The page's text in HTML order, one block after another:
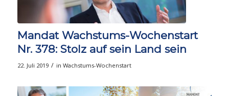
Mandat Wachstums-Wochenstart
Nr. 378: Stolz auf sein Land sein
22. Juli 2019 / in Wachstums-Wochenstart